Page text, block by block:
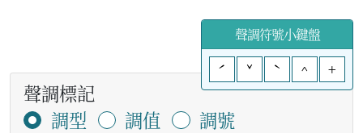
聲調符號小鍵盤
ˊ
ˇ ˋ ^ +
聲調標記
調型
調值
調號